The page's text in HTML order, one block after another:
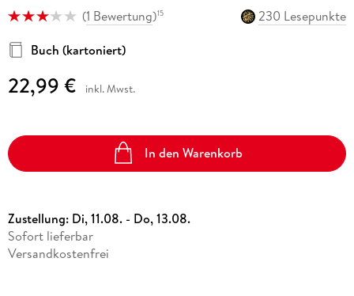
(1 Bewertung)15
230 Lesepunkte
Buch (kartoniert)
22,99 € inkl. Mwst.
In den Warenkorb
Zustellung: Di, 11.08. - Do, 13.08.
Sofort lieferbar
Versandkostenfrei